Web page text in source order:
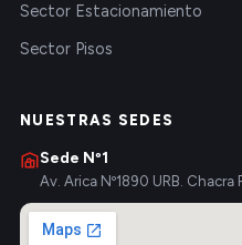
Sector Estacionamiento
Sector Pisos
NUESTRAS SEDES
Sede Nº1
Av. Arica Nº1890 URB. Chacra